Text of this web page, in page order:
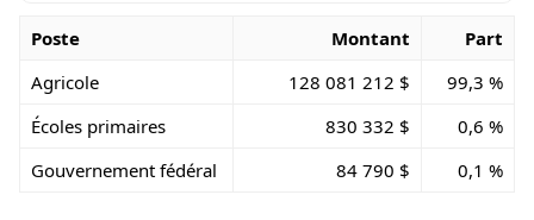
Poste Montant
Part
Agricole
128 081 212 $
99,3 %
Écoles primaires
830 332 $
0,6 %
Gouvernement fédéral
84 790 $ 0,1 %